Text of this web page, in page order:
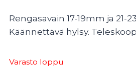
Rengasavain 17-19mm ja 21-
Käännettävä hylsy.
Varasto loppu